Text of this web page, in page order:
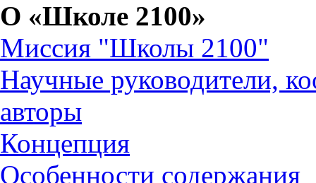
О «Школе 2100»
Миссия "Школы 2100"
Научные руководители,
авторы
Концепция
Особенности содержания